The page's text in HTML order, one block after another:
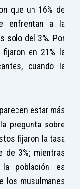
que un 16% de
enfrentan a la
solo del 3%. Por
en 21% la
cuando la
estar más
pregunta sobre
fijaron la tasa
de 3%; mientras
población es
los musulmanes